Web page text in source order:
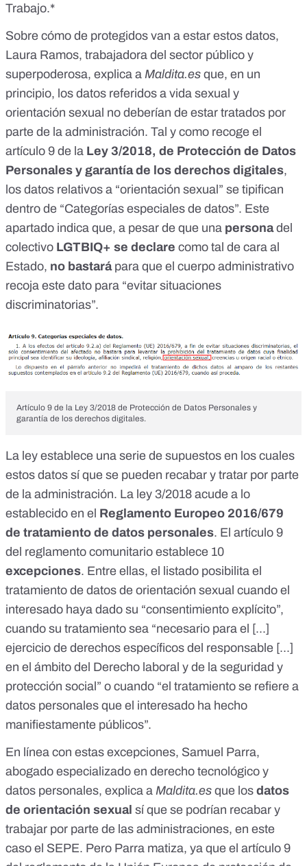
Trabajo.*
Sobre cómo de protegidos van a estar estos datos,
Laura Ramos, trabajadora del sector público y
superpoderosa, explica a Maldita.es que, en un
principio, los datos referidos a vida sexual y
orientación sexual no deberían de estar tratados por
parte de la administración. Tal y como recoge el
artículo 9 de la Ley 3/2018, de Protección de Datos
Personales y garantía de los derechos digitales,
los datos relativos a “orientación sexual” se tipifican
dentro de “Categorías especiales de datos”. Este
apartado indica que, a pesar de que una personadel
colectivo LGTBIQ+ se declare como tal de cara al
Estado, no bastarápara que el cuerpo administrativo
recoja este dato para “evitar situaciones
discriminatorias”.
Artículo 9 de la Ley 3/2018 de Protección de Datos Personales y
garantía de los derechos digitales.
La ley establece una serie de supuestos en los cuales
estos datos sí que se pueden recabar y tratar por parte
de la administración. La ley 3/2018 acude a lo
establecido en el Reglamento Europeo 2016/679
de tratamiento de datos personales. El artículo 9
del reglamento comunitario establece 10
excepciones. Entre ellas, el listado posibilita el
tratamiento de datos de orientación sexual cuando el
interesado haya dado su “consentimiento explícito”,
cuando su tratamiento sea “necesario para el [...]
ejercicio de derechos específicos del responsable [...]
en el ámbito del Derecho laboral y de la seguridad y
protección social” o cuando “el tratamiento se refiere a
datos personales que el interesado ha hecho
manifiestamente públicos”.
En línea con estas excepciones, Samuel Parra,
abogado especializado en derecho tecnológico y
datos personales, explica a Maldita.es que los datos
de orientación sexual sí que se podrían recabar y
trabajar por parte de las administraciones, en este
caso el SEPE. Pero Parra matiza, ya que el artículo 9